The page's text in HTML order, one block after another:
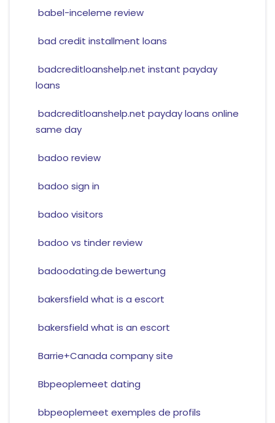
babel-inceleme review
bad credit installment loans
badcreditloanshelp.net instant payday
loans
badcreditloanshelp.net payday loans online
same day
badoo review
badoo sign in
badoo visitors
badoo vs tinder review
badoodating.de bewertung
bakersfield what is a escort
bakersfield what is an escort
Barrie+Canada company site
Bbpeoplemeet dating
bbpeoplemeet exemples de profils